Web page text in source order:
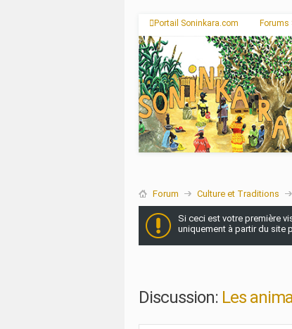
Portail Soninkara.com Forums
Forum Culture et Traditions
Si ceci est votre première
uniquement à partir du site
Discussion: Les